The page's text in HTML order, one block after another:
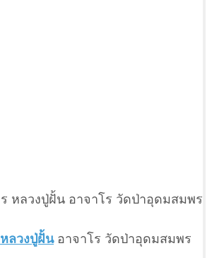
หลวงปู่ฝั้นอาจาโร วัดป่าอุดมสมพร